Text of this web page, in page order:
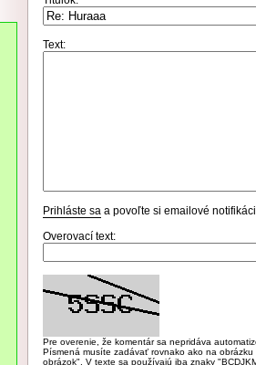
Text:
Prihláste sa a povoľte si emailové
Overovací text:
Pre overenie, že komentár sa nepridáva
Písmená musíte zadávať rovnako ako na
obrázok". V texte sa používajú iba znaky